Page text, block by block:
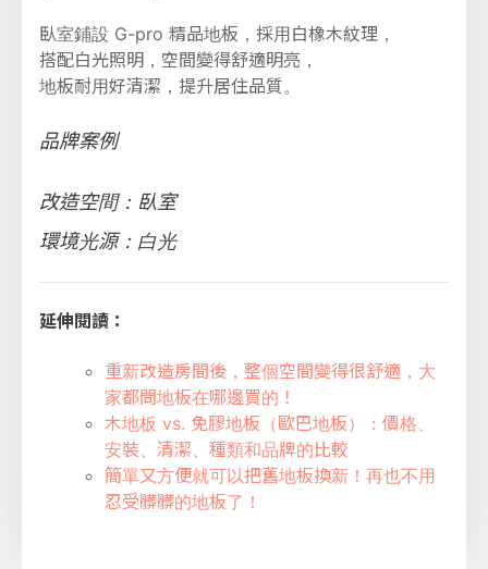
臥室鋪設 G-pro 精品地板，採用白橡木紋理，
搭配白光照明，空間變得舒適明亮，
地板耐用好清潔，提升居住品質。
品牌案例
改造空間：臥室
環境光源：白光
延伸閱讀：
重新改造房間後，整個空間變得很舒適，大
家都問地板在哪邊買的！
木地板 vs. 免膠地板（歐巴地板）：價格、
安裝、清潔、種類和品牌的比較
簡單又方便就可以把舊地板換新！再也不用
忍受髒髒的地板了！